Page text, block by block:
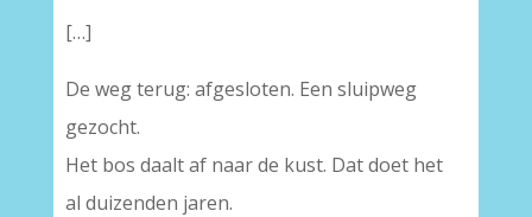
[…]
De weg terug: afgesloten. Een sluipweg
gezocht.
Het bos daalt af naar de kust. Dat doet het
al duizenden jaren.